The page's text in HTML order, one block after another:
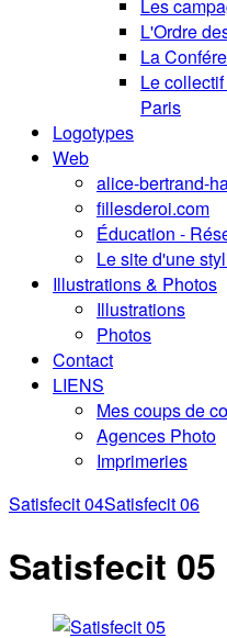
Les
L'Ordre
La
Le
Paris
Logotypes
Web
alice-bertrand-
fillesderoi.com
Éducation -
Le site d'une
Illustrations & Photos
Illustrations
Photos
Contact
LIENS
Mes coups de
Agences Photo
Imprimeries
Satisfecit 04Satisfecit 06
Satisfecit 05